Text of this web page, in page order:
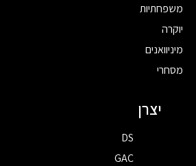
משפחתיות
יוקרה
מיניוואנים
מסחרי
יצרן
DS
GAC